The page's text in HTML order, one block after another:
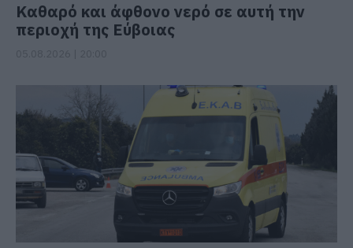
Καθαρό και άφθονο νερό σε αυτή την
περιοχή της Εύβοιας